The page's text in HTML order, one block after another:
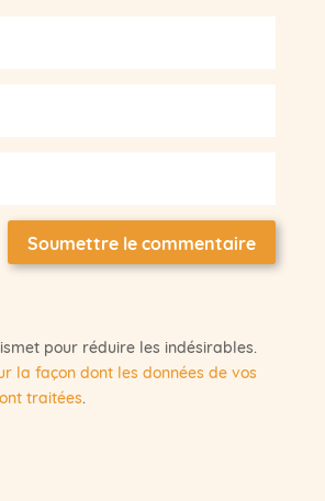
Soumettre le commentaire
pour réduire les indésirables.
la façon dont les données de vos
traitées.